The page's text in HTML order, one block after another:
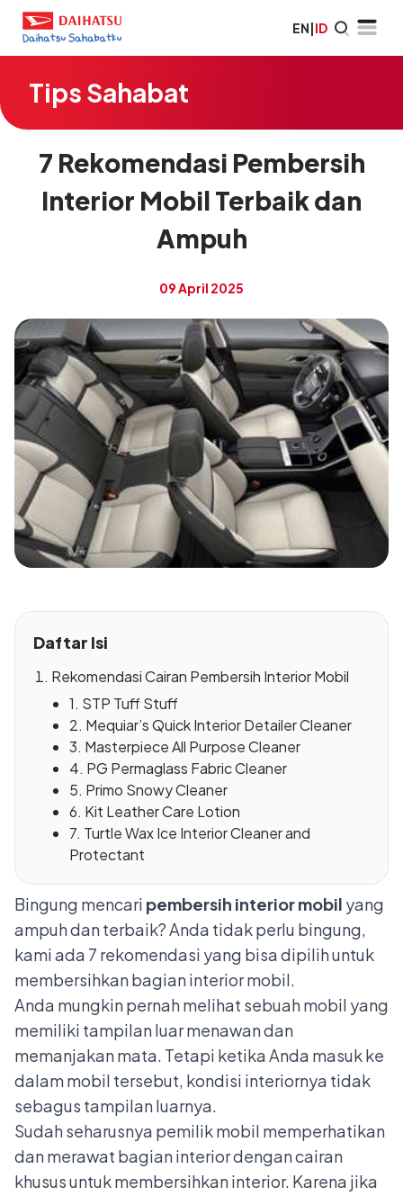
EN|ID
Tips Sahabat
7 Rekomendasi Pembersih
Interior Mobil Terbaik dan
Ampuh
09 April 2025
Daftar Isi
Rekomendasi Cairan Pembersih Interior Mobil
1. STP Tuff Stuff
2. Mequiar’s Quick Interior Detailer Cleaner
3. Masterpiece All Purpose Cleaner
4. PG Permaglass Fabric Cleaner
5. Primo Snowy Cleaner
6. Kit Leather Care Lotion
7. Turtle Wax Ice Interior Cleaner and
Protectant
Bingung mencari pembersih interior mobil yang
ampuh dan terbaik? Anda tidak perlu bingung,
kami ada 7 rekomendasi yang bisa dipilih untuk
membersihkan bagian interior mobil.
Anda mungkin pernah melihat sebuah mobil yang
memiliki tampilan luar menawan dan
memanjakan mata. Tetapi ketika Anda masuk ke
dalam mobil tersebut, kondisi interiornya tidak
sebagus tampilan luarnya.
Sudah seharusnya pemilik mobil memperhatikan
dan merawat bagian interior dengan cairan
khusus untuk membersihkan interior. Karena jika